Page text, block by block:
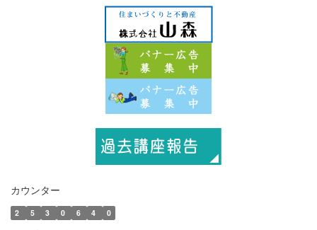
カウンター
2 5 3 0 6 4 0